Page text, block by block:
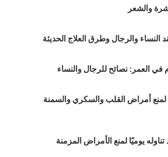
والشعر
والرجال وطرق العلاج الحديثة
في العمر: نصائح للرجال والنساء
لمنع أمراض القلب والسكري والسمنة
يوميًا لمنع الأمراض المزمنة